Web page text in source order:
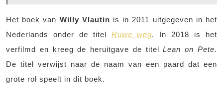
Het boek van Willy Vlautin is in 2011 uitgegeven in het
Nederlands onder de titel Ruwe weg. In 2018 is het
verfilmd en kreeg de heruitgave de titelLean on Pete.
De titel verwijst naar de naam van een paard dat een
grote rol speelt in dit boek.